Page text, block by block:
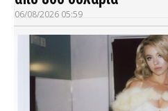
06/08/2026 05:59